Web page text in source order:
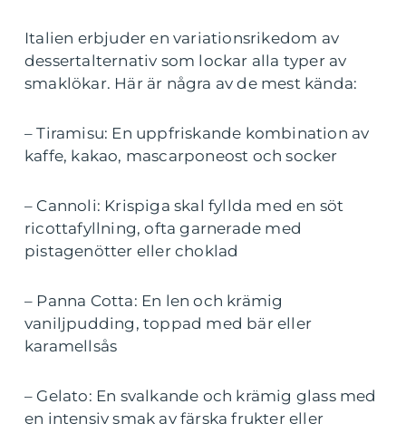
Italien erbjuder en variationsrikedom av
dessertalternativ som lockar alla typer av
smaklökar. Här är några av de mest kända:
– Tiramisu: En uppfriskande kombination av
kaffe, kakao, mascarponeost och socker
– Cannoli: Krispiga skal fyllda med en söt
ricottafyllning, ofta garnerade med
pistagenötter eller choklad
– Panna Cotta: En len och krämig
vaniljpudding, toppad med bär eller
karamellsås
– Gelato: En svalkande och krämig glass med
en intensiv smak av färska frukter eller